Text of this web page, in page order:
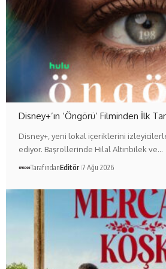
Disney+’ın ‘Öngörü’ Filminden İlk
Disney+, yeni lokal içeriklerini
ediyor. Başrollerinde Hilal Altınbilek ve…
TarafındanEditör 7 Ağu 2026